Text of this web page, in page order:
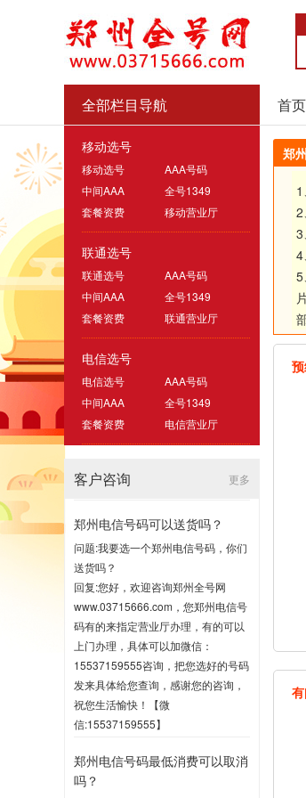
全部栏目导航 首页
移动选号
移动选号
AAA号码
中间AAA
全号1349
套餐资费
移动营业厅
联通选号
联通选号
AAA号码
中间AAA
全号1349
套餐资费
联通营业厅
电信选号
电信选号
AAA号码
中间AAA
全号1349
套餐资费
电信营业厅
更多
客户咨询
郑州电信号码可以送货吗？
问题:我要选一个郑州电信号码，你们
送货吗？
回复:您好，欢迎咨询郑州全号网
www.03715666.com，您郑州电信号
码有的来指定营业厅办理，有的可以
上门办理，具体可以加微信：
15537159555咨询，把您选好的号码
发来具体给您查询，感谢您的咨询，
祝您生活愉快！【微
信:15537159555】
郑州电信号码最低消费可以取消
吗？
郑
2
3
5